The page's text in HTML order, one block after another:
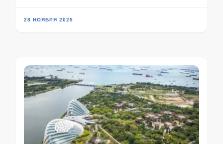
28 НОЯБРЯ 2025